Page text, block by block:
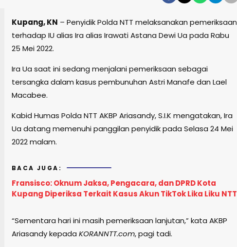
Kupang, KN – Penyidik Polda NTT melaksanakan pemeriksaan
terhadap IU alias Ira alias Irawati Astana Dewi Ua pada Rabu
25 Mei 2022.
Ira Ua saat ini sedang menjalani pemeriksaan sebagai
tersangka dalam kasus pembunuhan Astri Manafe dan Lael
Macabee.
Kabid Humas Polda NTT AKBP Ariasandy, S.I.K mengatakan, Ira
Ua datang memenuhi panggilan penyidik pada Selasa 24 Mei
2022 malam.
BACA JUGA:
Fransisco: Oknum Jaksa, Pengacara, dan DPRD Kota
Kupang Diperiksa Terkait Kasus Akun TikTok Lika Liku NTT
“Sementara hari ini masih pemeriksaan lanjutan,” kata AKBP
Ariasandy kepada KORANNTT.com, pagi tadi.